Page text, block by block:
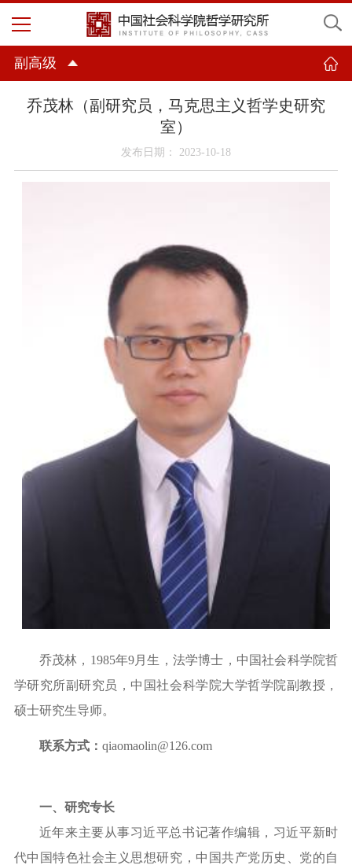
副高级
乔茂林（副研究员，马克思主义哲学史研究
室）
发布日期： 2023-10-18
乔茂林， 1985年9月生，法学博士，中国社会科学院哲
学研究所副研究员，中国社会科学 院大学哲学院副教授，
硕士研究生导师。
联系方式：qiaomaolin@126.com
一、研究专长
近年来主要从事习近平总书记著作编辑，习近平新时
代中国特色社会主义思想研究，中国共产党历史、 党的自